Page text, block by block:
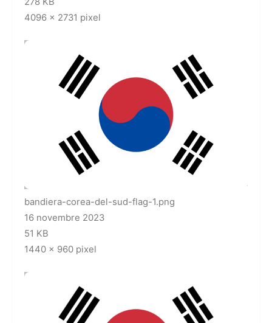
4096 x 2731 pixel
bandiera-corea-del-sud-flag-1.png
16 novembre 2023
51 KB
1440 x 960 pixel